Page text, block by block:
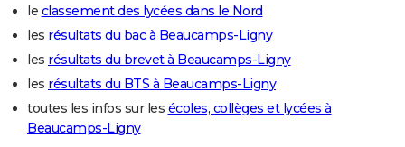
le classement des lycées dans le Nord
les résultats du bac à Beaucamps-Ligny
les résultats du brevet à Beaucamps-Ligny
les résultats du BTS à Beaucamps-Ligny
toutes les infos sur les écoles, collèges et lycées à
Beaucamps-Ligny